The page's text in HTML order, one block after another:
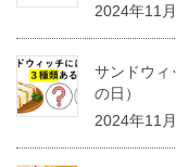
2024年11
サンドウィ
の日）
2024年11